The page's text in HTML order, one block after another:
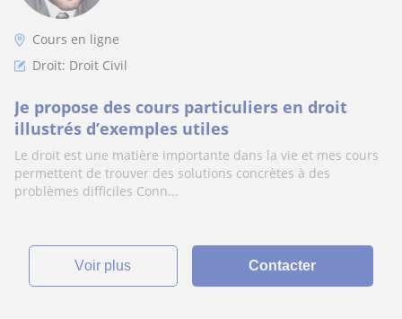
Cours en ligne
Droit: Droit Civil
Je propose des cours particuliers en droit
illustrés d’exemples utiles
Le droit est une matière importante dans la vie et mes cours
permettent de trouver des solutions concrètes à des
problèmes difficiles Conn...
voir plus Contacter